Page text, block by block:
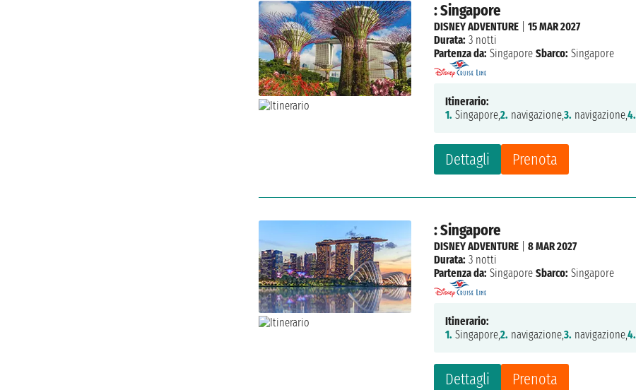
: Singapore
Dettagli Prenota
DISNEY ADVENTURE |15 MAR 2027
Durata: 3 notti
Partenza da: Singapore Sbarco: Singapore
Itinerario:
1. Singapore,2. navigazione,3. navigazione,4.
: Singapore
Dettagli Prenota
DISNEY ADVENTURE |8 MAR 2027
Durata: 3 notti
Partenza da: Singapore Sbarco: Singapore
Itinerario:
1. Singapore,2. navigazione,3. navigazione,4.